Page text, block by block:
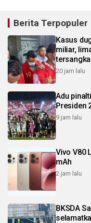
Berita Terpopuler
Kasus
miliar,
tersangka
20 jam lalu
Adu
Presiden
9 jam lalu
Vivo V80
mAh
2 jam lalu
BKSDA